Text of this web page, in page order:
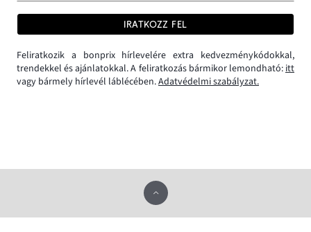
IRATKOZZ FEL
Feliratkozik a bonprix hírlevelére extra kedvezménykódokkal,
trendekkel és ajánlatokkal. A feliratkozás bármikor lemondható:itt
vagy bármely hírlevél láblécében.Adatvédelmi szabályzat.